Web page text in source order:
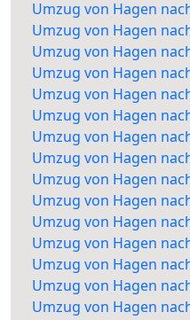
Umzug von Hagen
Umzug von Hagen
Umzug von Hagen
Umzug von Hagen
Umzug von Hagen
Umzug von Hagen
Umzug von Hagen
Umzug von Hagen
Umzug von Hagen
Umzug von Hagen
Umzug von Hagen
Umzug von Hagen
Umzug von Hagen
Umzug von Hagen
Umzug von Hagen